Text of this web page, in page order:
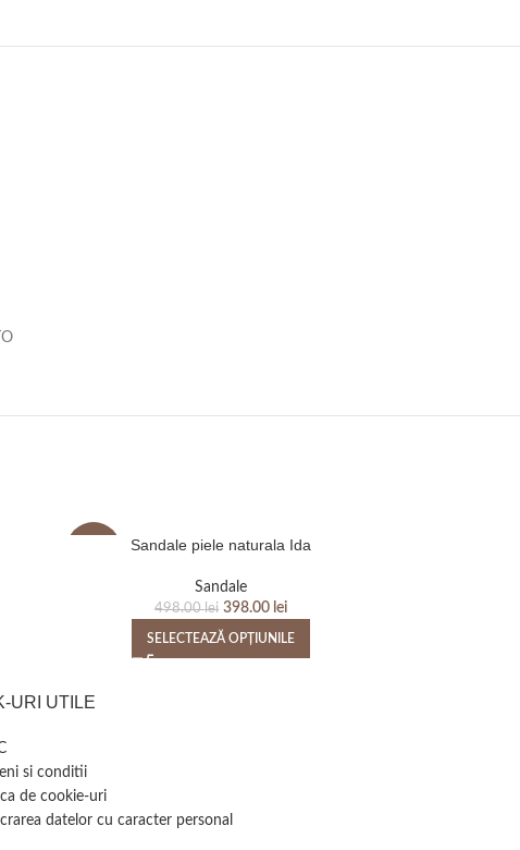
Sandale piele naturala Ida
Sandale
498.00lei 398.00 lei
SELECTEAZĂ OPȚIUNILE
URI UTILE
si conditii
de cookie-uri
datelor cu caracter personal